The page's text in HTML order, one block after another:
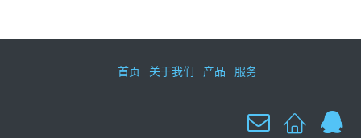
首页 关于我们 产品 服务